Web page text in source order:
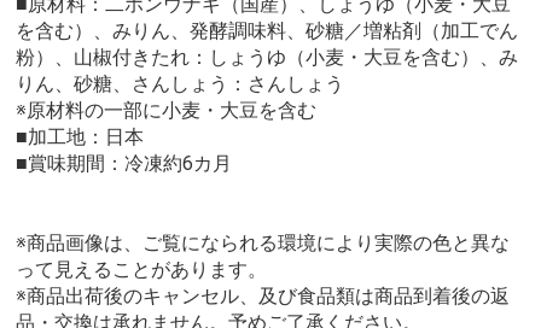
を含む）、みりん、発酵調味料、砂糖／増粘剤（加工でん
粉）、山椒付きたれ：しょうゆ（小麦・大豆を含む）、み
りん、砂糖、さんしょう：さんしょう
※原材料の一部に小麦・大豆を含む
■加工地：日本
■賞味期間：冷凍約6カ月
※商品画像は、ご覧になられる環境により実際の色と異な
って見えることがあります。
※商品出荷後のキャンセル、及び食品類は商品到着後の返
品・交換は承れません。予めご了承ください。